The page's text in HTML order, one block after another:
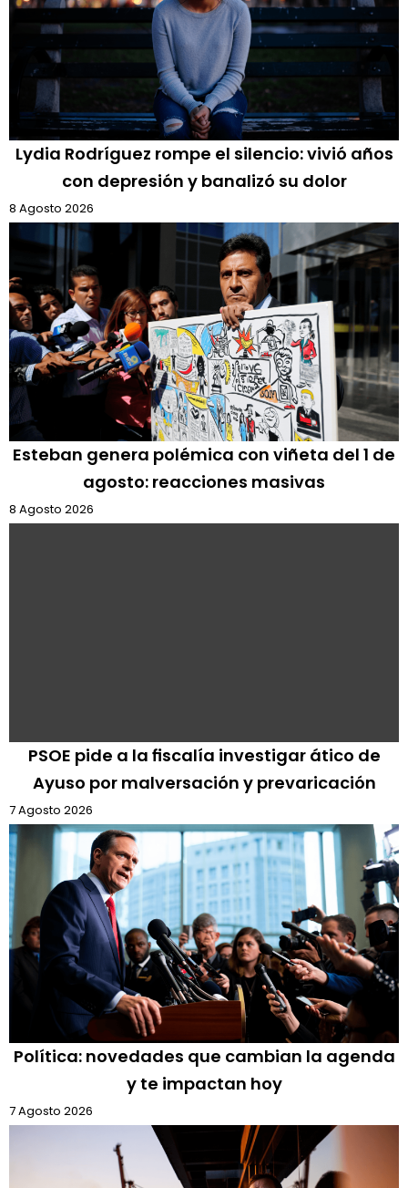
Lydia Rodríguez rompe el silencio: vivió años
con depresión y banalizó su dolor
8 Agosto 2026
Esteban genera polémica con viñeta del 1 de
agosto: reacciones masivas
8 Agosto 2026
PSOE pide a la fiscalía investigar ático de
Ayuso por malversación y prevaricación
7 Agosto 2026
Política: novedades que cambian la agenda
y te impactan hoy
7 Agosto 2026